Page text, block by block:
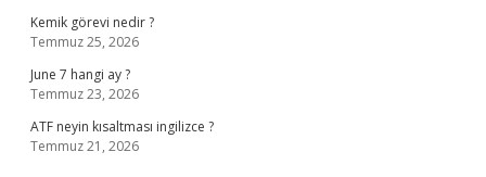
Kemik görevi nedir ?
Temmuz 25, 2026
June 7 hangi ay ?
Temmuz 23, 2026
ATF neyin kısaltması ingilizce ?
Temmuz 21, 2026